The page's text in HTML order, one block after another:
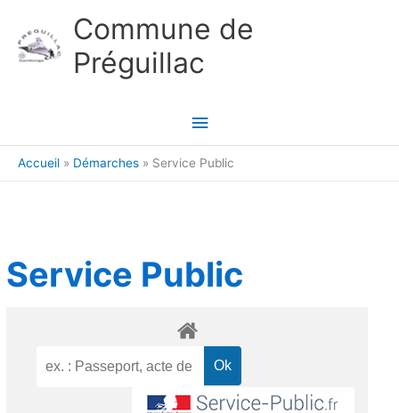
Commune de
Préguillac
Menu
principal
Accueil Démarches Service Public
Service Public